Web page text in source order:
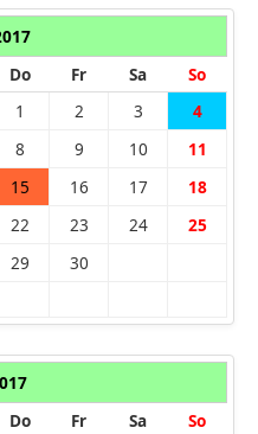
Do Fr Sa So
1 2 3 4
8 9 10 11
15 16 17 18
22 23 24 25
29 30
Do Fr Sa So